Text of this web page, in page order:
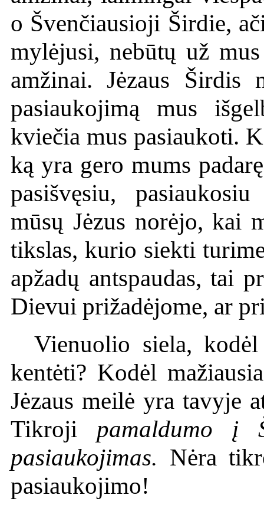
o Švenčiausioji Širdie,
mylėjusi, nebūtų už
amžinai. Jėzaus Širdis
pasiaukojimą mus
kviečia mus pasiaukoti.
ką yra gero mums
pasišvęsiu,
mūsų Jėzus norėjo, kai
tikslas, kurio siekti
apžadų antspaudas, tai
Dievui prižadėjome, ar
Vienuolio siela,
kentėti? Kodėl
Jėzaus meilė yra tavyje
Tikroji pamaldumo į
pasiaukojimas. Nėra
pasiaukojimo!